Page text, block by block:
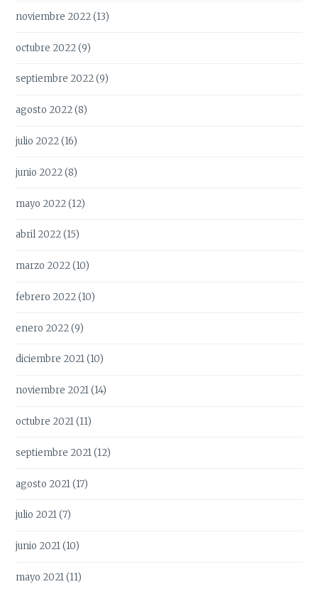
noviembre 2022(13)
octubre 2022(9)
septiembre 2022(9)
agosto 2022(8)
julio 2022(16)
junio 2022(8)
mayo 2022(12)
abril 2022(15)
marzo 2022(10)
febrero 2022(10)
enero 2022(9)
diciembre 2021(10)
noviembre 2021(14)
octubre 2021(11)
septiembre 2021(12)
agosto 2021(17)
julio 2021(7)
junio 2021(10)
mayo 2021(11)